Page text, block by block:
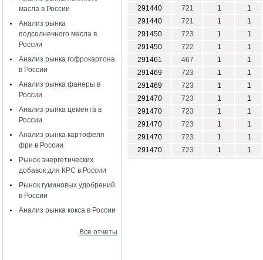
масла в России
Анализ рынка
подсолнечного масла в
России
Анализ рынка гофрокартона
в России
Анализ рынка фанеры в
России
Анализ рынка цемента в
России
Анализ рынка картофеля
фри в России
Рынок энергетических
добавок для КРС в России
Рынок гуминовых удобрений
в России
Анализ рынка кокса в России
Все отчеты
291440
721 1
1
291440
721 1
1
291450
723 1
1
291450
722 1
1
291461
467 1
1
291469
723 1
1
291469
723 1
1
291470
723 1
1
291470
723 1
1
291470
723 1
1
291470
723 1
1
291470
723 1 1